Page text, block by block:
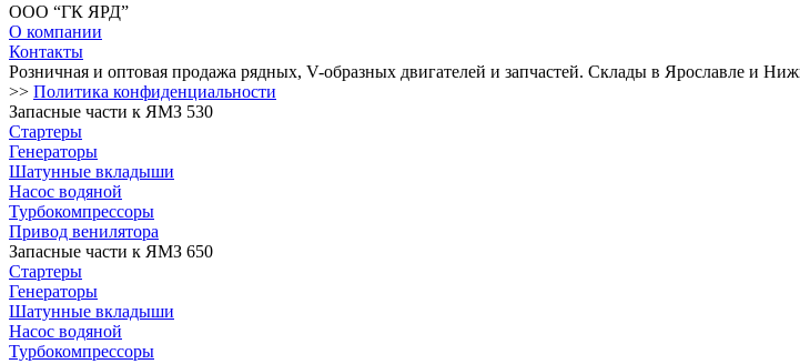
ООО “ГК ЯРД”
О компании
Контакты
Розничная и оптовая продажа рядных, V-образных двигателей и запчастей. Склады в Ярославле и
>> Политика конфиденциальности
Запасные части к ЯМЗ 530
Стартеры
Генераторы
Шатунные вкладыши
Насос водяной
Турбокомпрессоры
Привод венилятора
Запасные части к ЯМЗ 650
Стартеры
Генераторы
Шатунные вкладыши
Насос водяной
Турбокомпрессоры